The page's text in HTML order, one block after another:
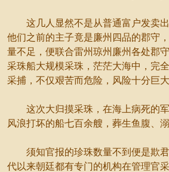
这几人显然不是从普通富户发卖出
他们之前的主子竟是廉州四品的郡守
量不足，便联合雷州琼州廉州各处郡
采珠船大规模采珠，茫茫大海中，完
采捕，不仅艰苦而危险，风险十分巨大
这次大归摸采珠，在海上病死的军
风浪打坏的船七百余艘，葬生鱼腹、
须知官报的珍珠数量不到便是欺君
代以来朝廷都有专门的机构在管理官